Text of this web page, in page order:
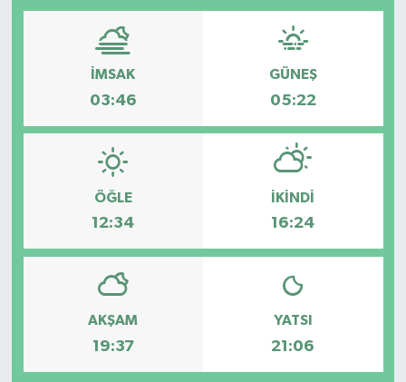
İMSAK
03:46
GÜNEŞ
05:22
ÖĞLE
12:34
İKINDI
16:24
AKŞAM
19:37
YATSI
21:06